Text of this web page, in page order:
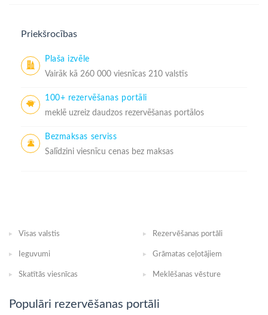
Priekšrocības
Plaša izvēle
Vairāk kā 260 000 viesnīcas 210 valstīs
100+ rezervēšanas portāli
meklē uzreiz daudzos rezervēšanas portālos
Bezmaksas serviss
Salīdzini viesnīcu cenas bez maksas
Visas valstis Rezervēšanas portāli
Ieguvumi Grāmatas ceļotājiem
Skatītās viesnīcas Meklēšanas vēsture
Populāri rezervēšanas portāli